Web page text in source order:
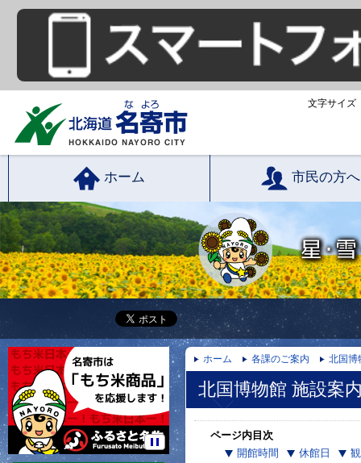
文字サイズ
ホーム 市民の方へ
ホーム 各課のご案内 北国博
北国博物館 施設案
ページ内目次
開館時間
休館日
停